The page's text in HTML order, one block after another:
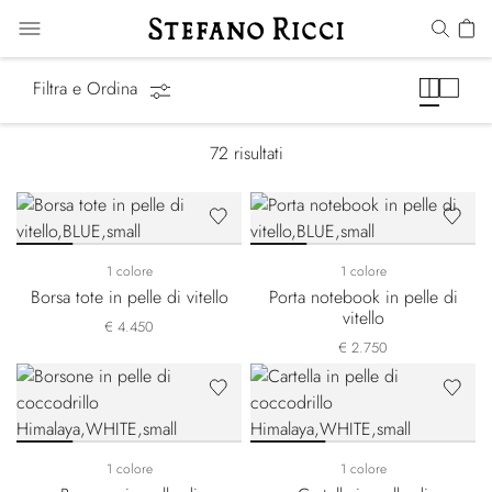
Filtra e Ordina
72 risultati
1 colore
Borsa tote in pelle di vitello
€ 4.450
1 colore
Porta notebook in pelle di
vitello
€ 2.750
1 colore 1 colore